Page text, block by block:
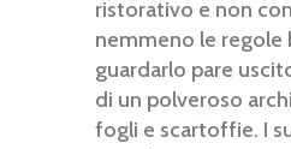
ristorativo e non
nemmeno le regole
guardarlo pare
di un polveroso
fogli e scartoffie. I